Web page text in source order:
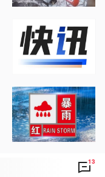
13